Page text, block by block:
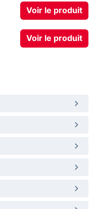
Voir le produit
Voir le produit